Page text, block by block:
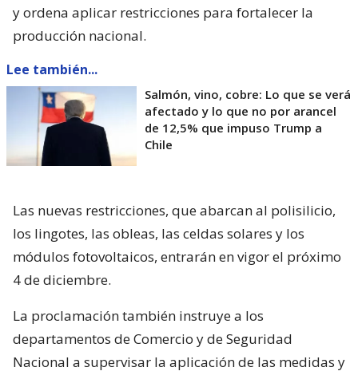
y ordena aplicar restricciones para fortalecer la
producción nacional.
Lee también...
Salmón, vino, cobre: Lo que se verá
afectado y lo que no por arancel
de 12,5% que impuso Trump a
Chile
Las nuevas restricciones, que abarcan al polisilicio,
los lingotes, las obleas, las celdas solares y los
módulos fotovoltaicos, entrarán en vigor el próximo
4 de diciembre.
La proclamación también instruye a los
departamentos de Comercio y de Seguridad
Nacional a supervisar la aplicación de las medidas y